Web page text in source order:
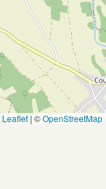
Leaflet | ©OpenStreetMap